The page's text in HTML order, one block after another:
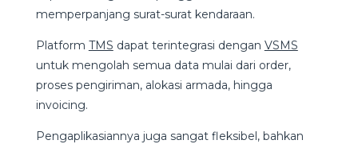
memperpanjang surat-surat kendaraan.
Platform TMS dapat terintegrasi dengan VSMS
untuk mengolah semua data mulai dari order,
proses pengiriman, alokasi armada, hingga
invoicing.
Pengaplikasiannya juga sangat fleksibel, bahkan